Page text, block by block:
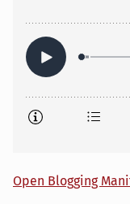
Open Blogging